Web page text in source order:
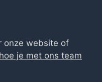
onze website of
je met ons team